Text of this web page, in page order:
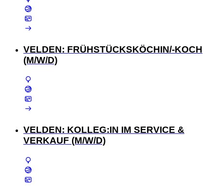
VELDEN: FRÜHSTÜCKSKÖCHIN/-KOCH
(M/W/D)
VELDEN: KOLLEG:IN IM SERVICE &
VERKAUF (M/W/D)